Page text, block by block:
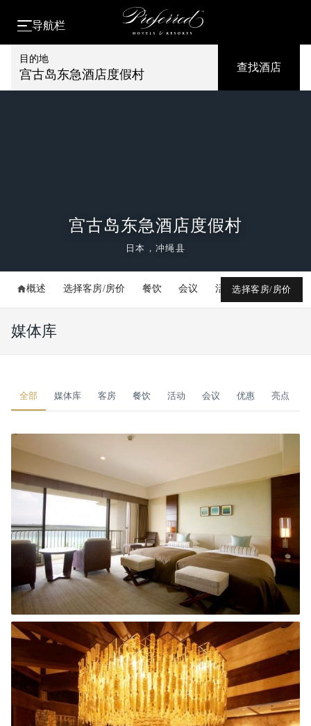
导航栏
目的地
宫古岛东急酒店度假村
查找酒店
宫古岛东急酒店度假村
日本，冲绳县
概述 选择客房/房价 餐饮 会议 活动 媒体库
选择客房/房价
媒体库
全部 媒体库 客房 餐饮 活动 会议 优惠 亮点